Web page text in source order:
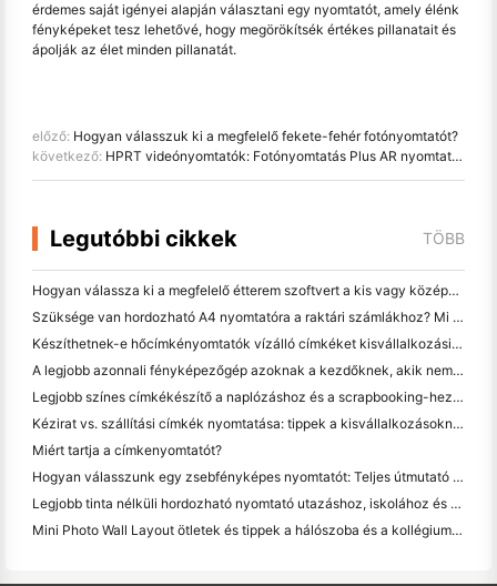
érdemes saját igényei alapján választani egy nyomtatót, amely élénk
fényképeket tesz lehetővé, hogy megörökítsék értékes pillanatait és
ápolják az élet minden pillanatát.
előző: Hogyan válasszuk ki a megfelelő fekete-fehér fotónyomtatót?
következő: HPRT videónyomtatók: Fotónyomtatás Plus AR nyomtatás
Legutóbbi cikkek TÖBB
Hogyan válassza ki a megfelelő étterem szoftvert a kis vagy középméretű étteremhez
Szüksége van hordozható A4 nyomtatóra a raktári számlákhoz? Mi valójában működik
Készíthetnek-e hőcímkényomtatók vízálló címkéket kisvállalkozási termékekhez?
A legjobb azonnali fényképezőgép azoknak a kezdőknek, akik nem akarnak papírt pazarolni
Legjobb színes címkékészítő a naplózáshoz és a scrapbooking-hez: több szín minden oldalhoz
Kézirat vs. szállítási címkék nyomtatása: tippek a kisvállalkozásoknak 2026-ban
Miért tartja a címkenyomtatót?
Hogyan válasszunk egy zsebfényképes nyomtatót: Teljes útmutató a naplózáshoz, utazáshoz és az iPhone-felhasználókhoz
Legjobb tinta nélküli hordozható nyomtató utazáshoz, iskolához és mobil munkához: Hanin MT620 Pro felülvizsgálat
Mini Photo Wall Layout ötletek és tippek a hálószoba és a kollégium díszítése